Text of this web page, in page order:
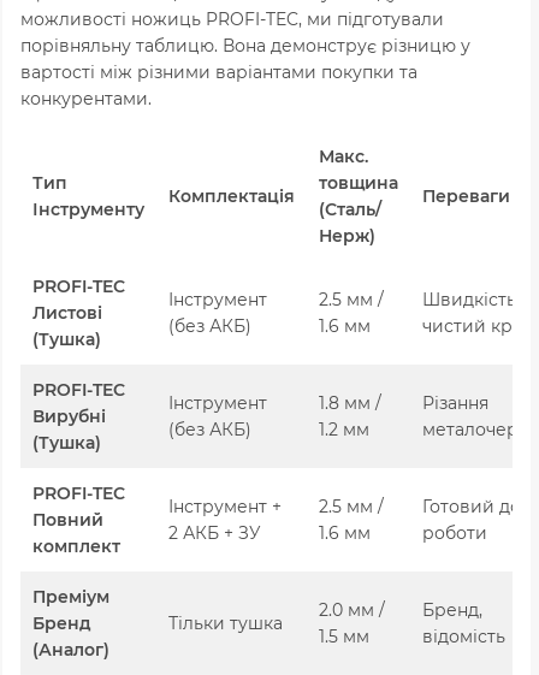
можливості ножиць PROFI-TEC, ми підготували
порівняльну таблицю. Вона демонструє різницю у
вартості між різними варіантами покупки та
конкурентами.
Тип
Інструменту
Комплектація
Макс.
товщина
(Сталь/
Нерж)
Переваги
PROFI-TEC
Листові
(Тушка)
Інструмент
(без АКБ)
2.5 мм /
1.6 мм
Швидкість,
чистий край
PROFI-TEC
Вирубні
(Тушка)
Інструмент
(без АКБ)
1.8 мм /
1.2 мм
Різання
PROFI-TEC
Повний
комплект
Інструмент +
2 АКБ + ЗУ
2.5 мм /
1.6 мм
Готовий до
роботи
Преміум
Бренд
(Аналог)
Тільки тушка
2.0 мм /
1.5 мм
Бренд,
відомість